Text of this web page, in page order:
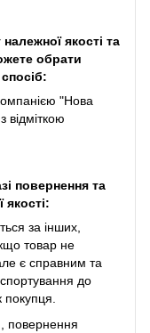
якості та
обрати
"Нова
відміткою
повернення та
якості:
за інших,
товар не
є справним та
до
покупця.
повернення